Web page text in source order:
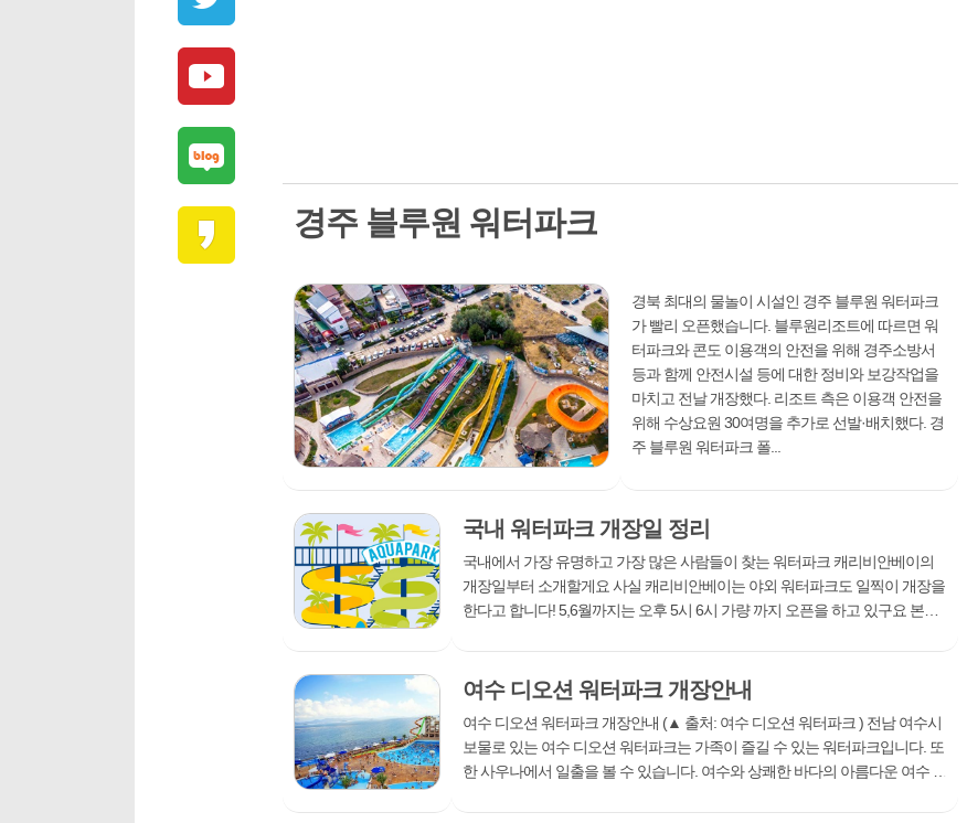
경주 블루원 워터파크
경북 최대의 물놀이 시설인 경주 블루원 워터파크
가 빨리 오픈했습니다. 블루원리조트에 따르면 워
터파크와 콘도 이용객의 안전을 위해 경주소방서
등과 함께 안전시설 등에 대한 정비와 보강작업을
마치고 전날 개장했다. 리조트 측은 이용객 안전을
위해 수상요원 30여명을 추가로 선발·배치했다. 경
주 블루원 워터파크 폴...
국내 워터파크 개장일 정리
국내에서 가장 유명하고 가장 많은 사람들이 찾는 워터파크 캐리비안베이의
개장일부터 소개할게요 사실 캐리비안베이는 야외 워터파크도 일찍이 개장을
한다고 합니다! 5,6월까지는 오후 5시 6시 가량 까지 오픈을 하고 있구요 본격
여수 디오션 워터파크 개장안내
여수 디오션 워터파크 개장안내 (▲ 출처: 여수 디오션 워터파크 ) 전남 여수시
보물로 있는 여수 디오션 워터파크는 가족이 즐길 수 있는 워터파크입니다. 또
한 사우나에서 일출을 볼 수 있습니다. 여수와 상쾌한 바다의 아름다운 여수 해